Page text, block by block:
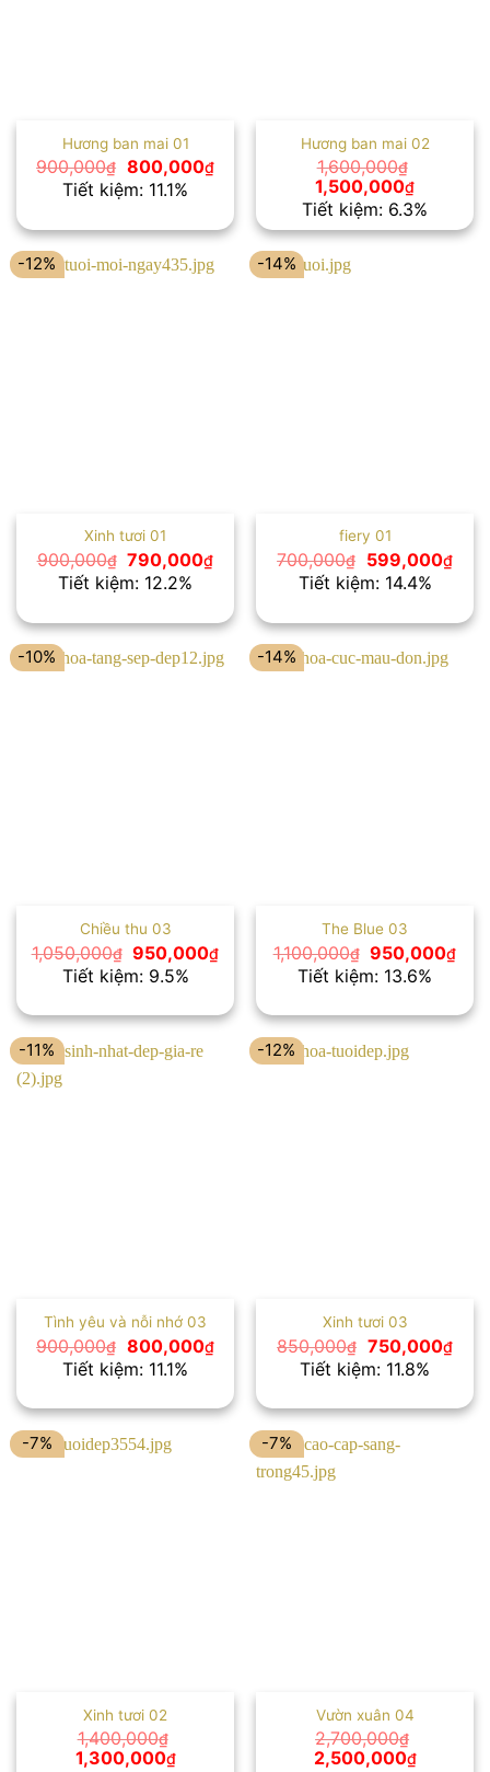
Hương ban mai 01
900,000₫ Giá
gốc
là:
800,000₫Giá
hiện
800,000₫.
Tiết kiệm: 11.1%
Hương ban mai 02
1,600,000₫
Giá
gốc
là:
1,600,000₫.
1,500,000₫Giá
hiện
tại
là:
Tiết kiệm: 6.3%
-12%
Xinh tươi 01
900,000₫ Giá
gốc
là:
790,000₫Giá
790,000₫.
Tiết kiệm: 12.2%
-14%
fiery 01
700,000₫
Giá
gốc
là:
599,000₫Giá
hiện
Tiết kiệm: 14.4%
-10%
Chiều thu 03
1,050,000₫ Giá
gốc
là:
950,000₫Giá
là:
950,000₫.
Tiết kiệm: 9.5%
-14%
The Blue 03
1,100,000₫ Giá
gốc
là:
950,000₫Giá
là:
Tiết kiệm: 13.6%
-11%
Tình yêu và nỗi nhớ 03
900,000₫ Giá
gốc
là:
800,000₫Giá
hiện
là:
800,000₫.
Tiết kiệm: 11.1%
-12%
Xinh tươi 03
850,000₫ Giá
gốc
là:
750,000₫Giá
hiện
Tiết kiệm: 11.8%
-7%
Xinh tươi 02
1,400,000₫
Giá
1,300,000₫Giá
-7%
Vườn xuân 04
2,700,000₫
Giá
2,500,000₫Giá